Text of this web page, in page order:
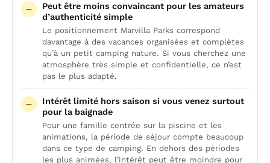
Peut être moins convaincant pour les amateurs
d’authenticité simple
Le positionnement Marvilla Parks correspond
davantage à des vacances organisées et complètes
qu’à un petit camping nature. Si vous cherchez une
atmosphère très simple et confidentielle, ce n’est
pas le plus adapté.
Intérêt limité hors saison si vous venez surtout
pour la baignade
Pour une famille centrée sur la piscine et les
animations, la période de séjour compte beaucoup
dans ce type de camping. En dehors des périodes
les plus animées, l’intérêt peut être moindre pour